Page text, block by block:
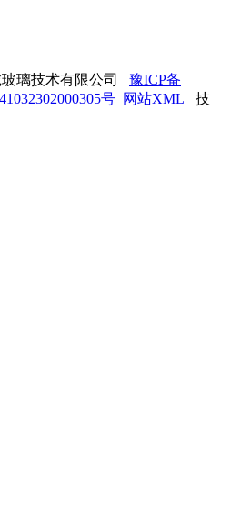
璃技术有限公司 豫ICP备
号 网站XML 技